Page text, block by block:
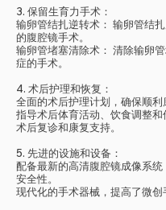
3. 保留生育力手术：
输卵管结扎逆转术： 输卵管结
的腹腔镜手术。
输卵管堵塞清除术： 清除输卵
症的手术。
4. 术后护理和恢复：
全面的术后护理计划，确保顺利
指导术后体育活动、饮食调整和
术后复诊和康复支持。
5. 先进的设施和设备：
配备最新的高清腹腔镜成像系统
安全性。
现代化的手术器械，提高了微创